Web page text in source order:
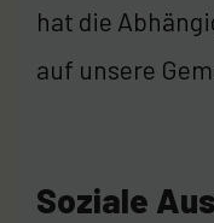
hat die
auf unsere
Soziale